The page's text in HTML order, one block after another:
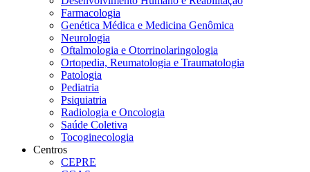
Farmacologia
Genética Médica e Medicina Genômica
Neurologia
Oftalmologia e Otorrinolaringologia
Ortopedia, Reumatologia e Traumatologia
Patologia
Pediatria
Psiquiatria
Radiologia e Oncologia
Saúde Coletiva
Tocoginecologia
Centros
CEPRE